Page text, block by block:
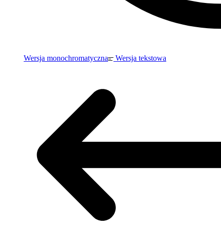
Wersja monochromatyczna Wersja tekstowa